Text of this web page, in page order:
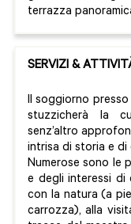
terrazza
SERVIZI &
Il soggiorno presso
stuzzicherà la
senz’altro
intrisa di storia e di
Numerose sono le
e degli interessi di
con la natura (a
carrozza), alla